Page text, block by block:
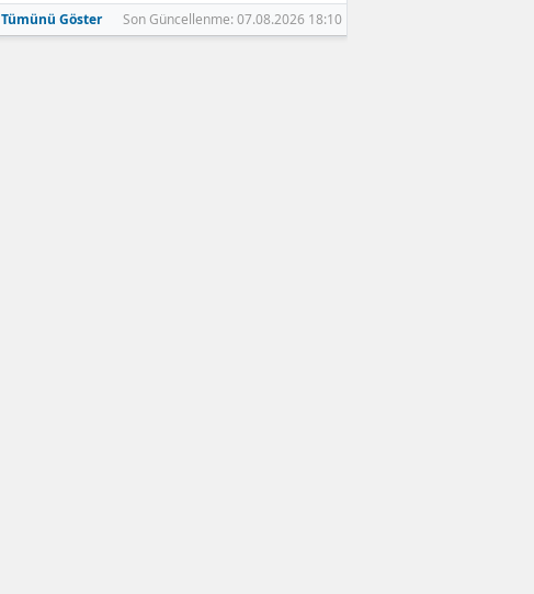
Tümünü Göster Son Güncellenme: 07.08.2026 18:10